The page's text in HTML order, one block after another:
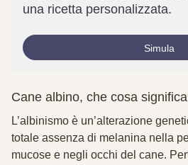
una ricetta personalizzata.
Simula
Cane albino, che cosa
L’albinismo è un’alterazione
totale assenza di melanina nella
mucose e negli occhi del cane.